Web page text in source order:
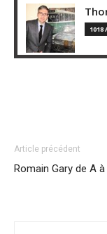
Article précédent
Romain Gary de A à